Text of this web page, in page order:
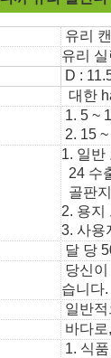
유리
유리
D :
대한
1. 5 ~
2. 15
1. 일반
24 수
골판
2. 용지
3. 사용
달 당
당신
습니다.
일반
바다
1. 식